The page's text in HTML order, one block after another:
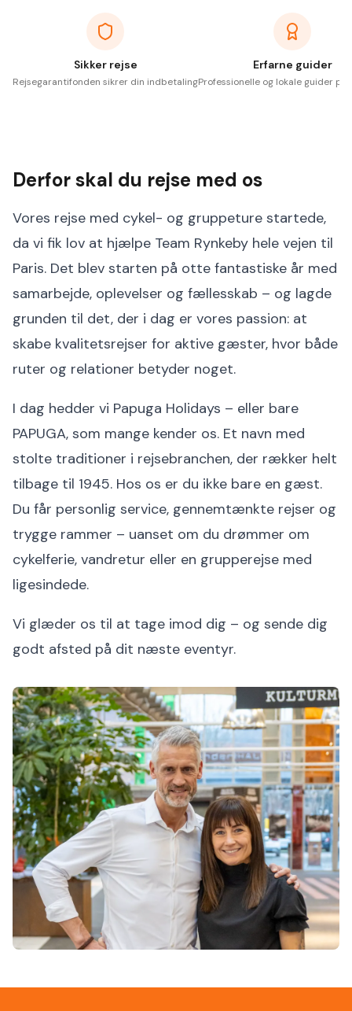
Sikker rejse
Rejsegarantifonden sikrer din indbetaling
Erfarne guider
Professionelle og lokale guider på
Derfor skal du rejse med os
Vores rejse med cykel- og gruppeture startede,
da vi fik lov at hjælpe Team Rynkeby hele vejen til
Paris. Det blev starten på otte fantastiske år med
samarbejde, oplevelser og fællesskab – og lagde
grunden til det, der i dag er vores passion: at
skabe kvalitetsrejser for aktive gæster, hvor både
ruter og relationer betyder noget.
I dag hedder vi Papuga Holidays – eller bare
PAPUGA, som mange kender os. Et navn med
stolte traditioner i rejsebranchen, der rækker helt
tilbage til 1945. Hos os er du ikke bare en gæst.
Du får personlig service, gennemtænkte rejser og
trygge rammer – uanset om du drømmer om
cykelferie, vandretur eller en grupperejse med
ligesindede.
Vi glæder os til at tage imod dig – og sende dig
godt afsted på dit næste eventyr.